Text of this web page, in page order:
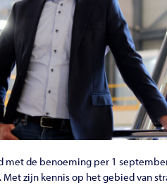
met de benoeming per 1
zijn kennis op het gebied van